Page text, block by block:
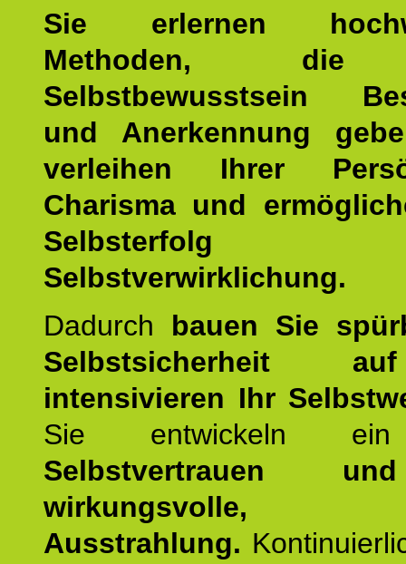
Sie erlernen
Methoden, die
Selbstbewusstsein
und Anerkennung
verleihen Ihrer
Charisma und
Selbstverwirklichung.
Dadurch bauen Sie
Selbstsicherheit
intensivieren Ihr
Sie entwickeln ein
Selbstvertrauen
wirkungsvolle,
Ausstrahlung.